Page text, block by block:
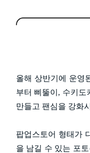
올해 상반기에 운영
부터 삐뚤이, 수키도
만들고 팬심을 강화
팝업스토어 형태가
을 남길 수 있는 포